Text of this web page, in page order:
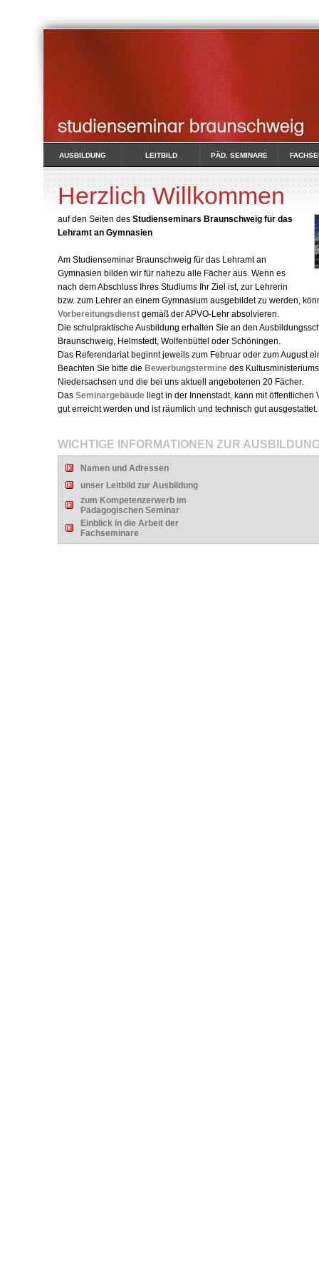
AUSBILDUNG LEITBILD PÄD. SEMINARE
Herzlich Willkommen
auf den Seiten des Studienseminars Braunschweig für das
Lehramt an Gymnasien
Am Studienseminar Braunschweig für das Lehramt an
Gymnasien bilden wir für nahezu alle Fächer aus. Wenn es
nach dem Abschluss Ihres Studiums Ihr Ziel ist, zur Lehrerin
bzw. zum Lehrer an einem Gymnasium ausgebildet zu werden,
Vorbereitungsdienst gemäß der APVO-Lehr absolvieren.
Die schulpraktische Ausbildung erhalten Sie an den
Braunschweig, Helmstedt, Wolfenbüttel oder Schöningen.
Das Referendariat beginnt jeweils zum Februar oder zum August
Beachten Sie bitte die Bewerbungstermine des
Niedersachsen und die bei uns aktuell angebotenen 20 Fächer.
Das Seminargebäude liegt in der Innenstadt, kann mit öffentlichen
gut erreicht werden und ist räumlich und technisch gut ausgestattet.
WICHTIGE INFORMATIONEN ZUR
Namen und Adressen
unser Leitbild zur Ausbildung
zum Kompetenzerwerb im
Pädagogischen Seminar
Einblick in die Arbeit der
Fachseminare